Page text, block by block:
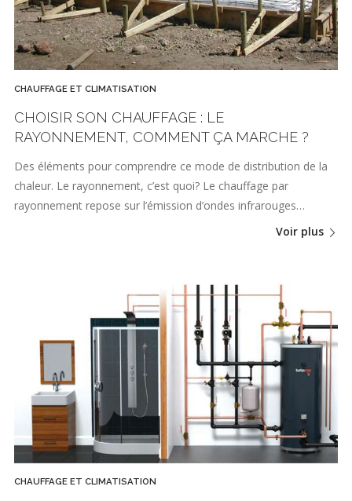
CHAUFFAGE ET CLIMATISATION
CHOISIR SON CHAUFFAGE : LE
RAYONNEMENT, COMMENT ÇA MARCHE ?
Des éléments pour comprendre ce mode de distribution de la
chaleur. Le rayonnement, c’est quoi? Le chauffage par
rayonnement repose sur l’émission d’ondes infrarouges…
Voir plus
CHAUFFAGE ET CLIMATISATION